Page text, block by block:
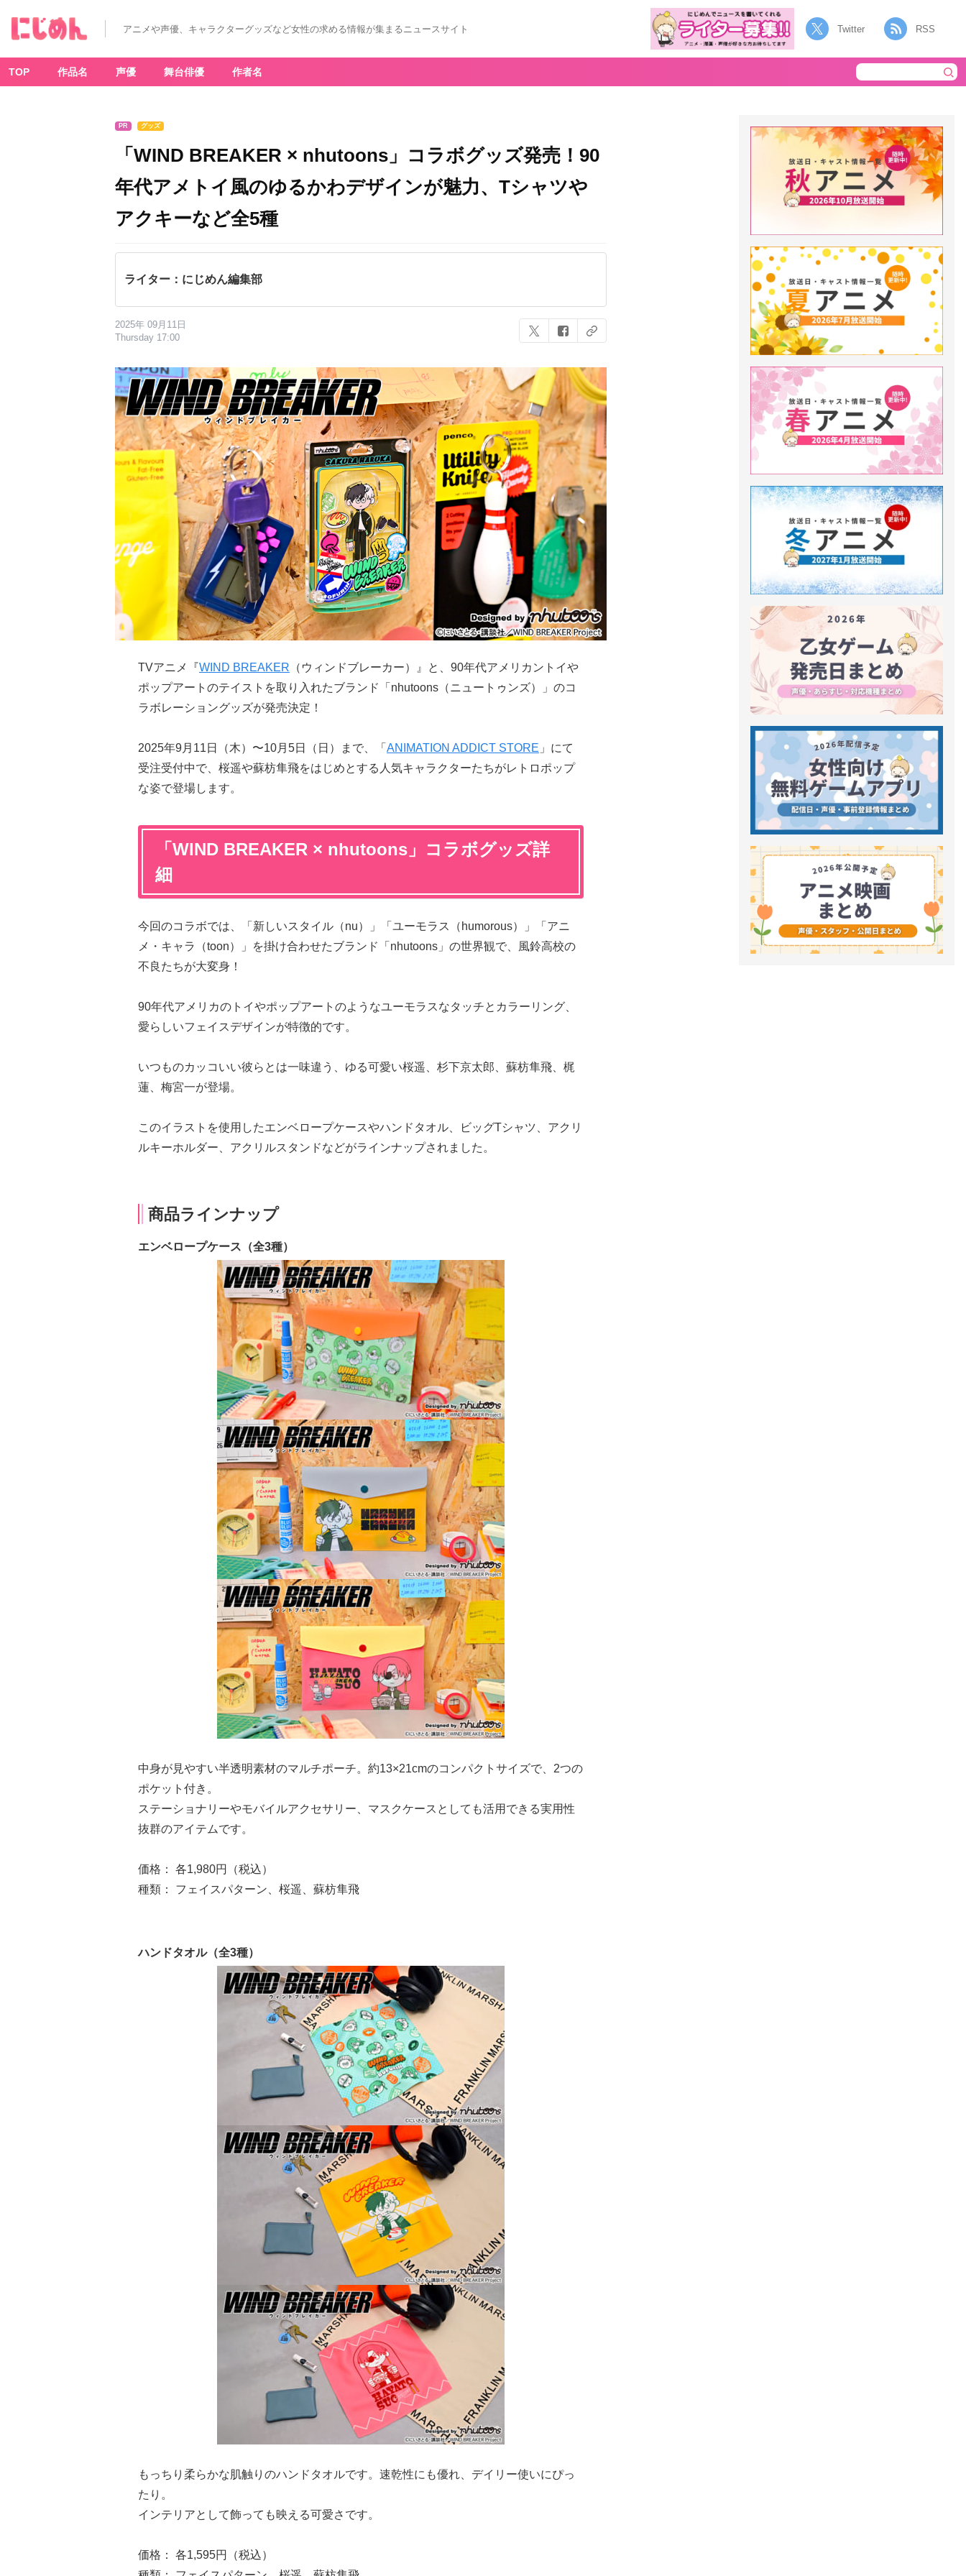
アニメや声優、キャラクターグッズなど女性の求める情報が集まるニュースサイト Twitter RSS
TOP 作品名 声優 舞台俳優 作者名
PR グッズ
「WIND BREAKER × nhutoons」コラボグッズ発売！90
年代アメトイ風のゆるかわデザインが魅力、Tシャツや
アクキーなど全5種
ライター：にじめん編集部
2025年 09月11日
Thursday 17:00
TVアニメ『WIND BREAKER （ウィンドブレーカー）』と、90年代アメリカントイや
ポップアートのテイストを取り入れたブランド「nhutoons（ニュートゥンズ）」のコ
ラボレーショングッズが発売決定！
2025年9月11日（木）〜10月5日（日）まで、「 ANIMATION ADDICT STORE 」にて
受注受付中で、桜遥や蘇枋隼飛をはじめとする人気キャラクターたちがレトロポップ
な姿で登場します。
「WIND BREAKER × nhutoons」コラボグッズ詳
細
今回のコラボでは、「新しいスタイル（nu）」「ユーモラス（humorous）」「アニ
メ・キャラ（toon）」を掛け合わせたブランド「nhutoons」の世界観で、風鈴高校の
不良たちが大変身！
90年代アメリカのトイやポップアートのようなユーモラスなタッチとカラーリング、
愛らしいフェイスデザインが特徴的です。
いつものカッコいい彼らとは一味違う、ゆる可愛い桜遥、杉下京太郎、蘇枋隼飛、梶
蓮、梅宮一が登場。
このイラストを使用したエンベロープケースやハンドタオル、ビッグTシャツ、アクリ
ルキーホルダー、アクリルスタンドなどがラインナップされました。
商品ラインナップ
エンベロープケース（全3種）
中身が見やすい半透明素材のマルチポーチ。約13×21cmのコンパクトサイズで、2つの
ポケット付き。
ステーショナリーやモバイルアクセサリー、マスクケースとしても活用できる実用性
抜群のアイテムです。
価格： 各1,980円（税込）
種類： フェイスパターン、桜遥、蘇枋隼飛
ハンドタオル（全3種）
もっちり柔らかな肌触りのハンドタオルです。速乾性にも優れ、デイリー使いにぴっ
たり。
インテリアとして飾っても映える可愛さです。
価格： 各1,595円（税込）